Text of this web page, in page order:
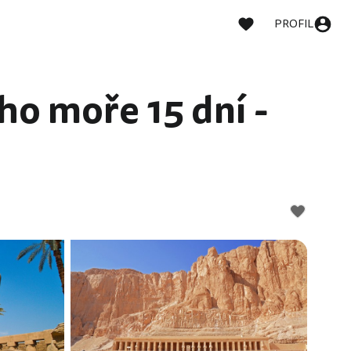
PROFIL
moře 15 dní -